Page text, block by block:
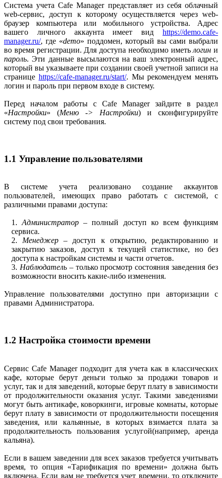
Система учета Cafe Manager представляет из себя облачный
web-сервис, доступ к которому осуществляется через web-
браузер компьютера или мобильного устройства. Адрес
вашего личного аккаунта имеет вид https://demo.cafe-
manager.ru/, где «demo» поддомен, который вы сами выбрали
во время регистрации. Для доступа необходимо иметьлогин и
пароль. Эти данные высылаются на ваш электронный адрес,
который вы указываете при создании своей учетной записи на
странице https://cafe-manager.ru/start/. Мы рекомендуем менять
логин и пароль при первом входе в систему.
Перед началом работы с Cafe Manager зайдите в раздел
«Настройки» (Меню -> Настройки) и сконфигурируйте
систему под свои требования.
1.1 Управление пользователями
В системе учета реализовано создание аккаунтов
пользователей, имеющих право работать с системой, с
различными правами доступа:
1.Администратор – полный доступ ко всем функциям
сервиса.
2. Менеджер – доступ к открытию, редактированию и
закрытию заказов, доступ к текущей статистике, но без
доступа к настройкам системы и части отчетов.
3. Наблюдатель– только просмотр состояния заведения без
возможности вносить какие-либо изменения.
Управление пользователями доступно при авторизации с
правами Администратора.
1.2 Настройка стоимости времени
Сервис Cafe Manager подходит для учета как в классических
кафе, которые берут деньги только за продажи товаров и
услуг, так и для заведений, которые берут плату в зависимости
от продолжительности оказания услуг. Такими заведениями
могут быть антикафе, коворкинги, игровые комнаты, которые
берут плату в зависимости от продолжительности посещения
заведения, или кальянные, в которых взимается плата за
продолжительность пользования услугой(например, аренда
кальяна).
Если в вашем заведении для всех заказов требуется учитывать
время, то опция «Тарификация по времени» должна быть
включена. Если вам не требуется учет времени, то отключите